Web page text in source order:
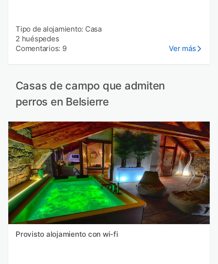
Tipo de alojamiento: Casa
2 huéspedes
Comentarios: 9
Ver más
Casas de campo que admiten
perros en Belsierre
Provisto alojamiento con wi-fi